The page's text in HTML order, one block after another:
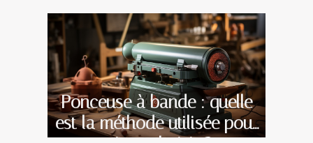
Ponceuse à bande : quelle
est la méthode utilisée pour